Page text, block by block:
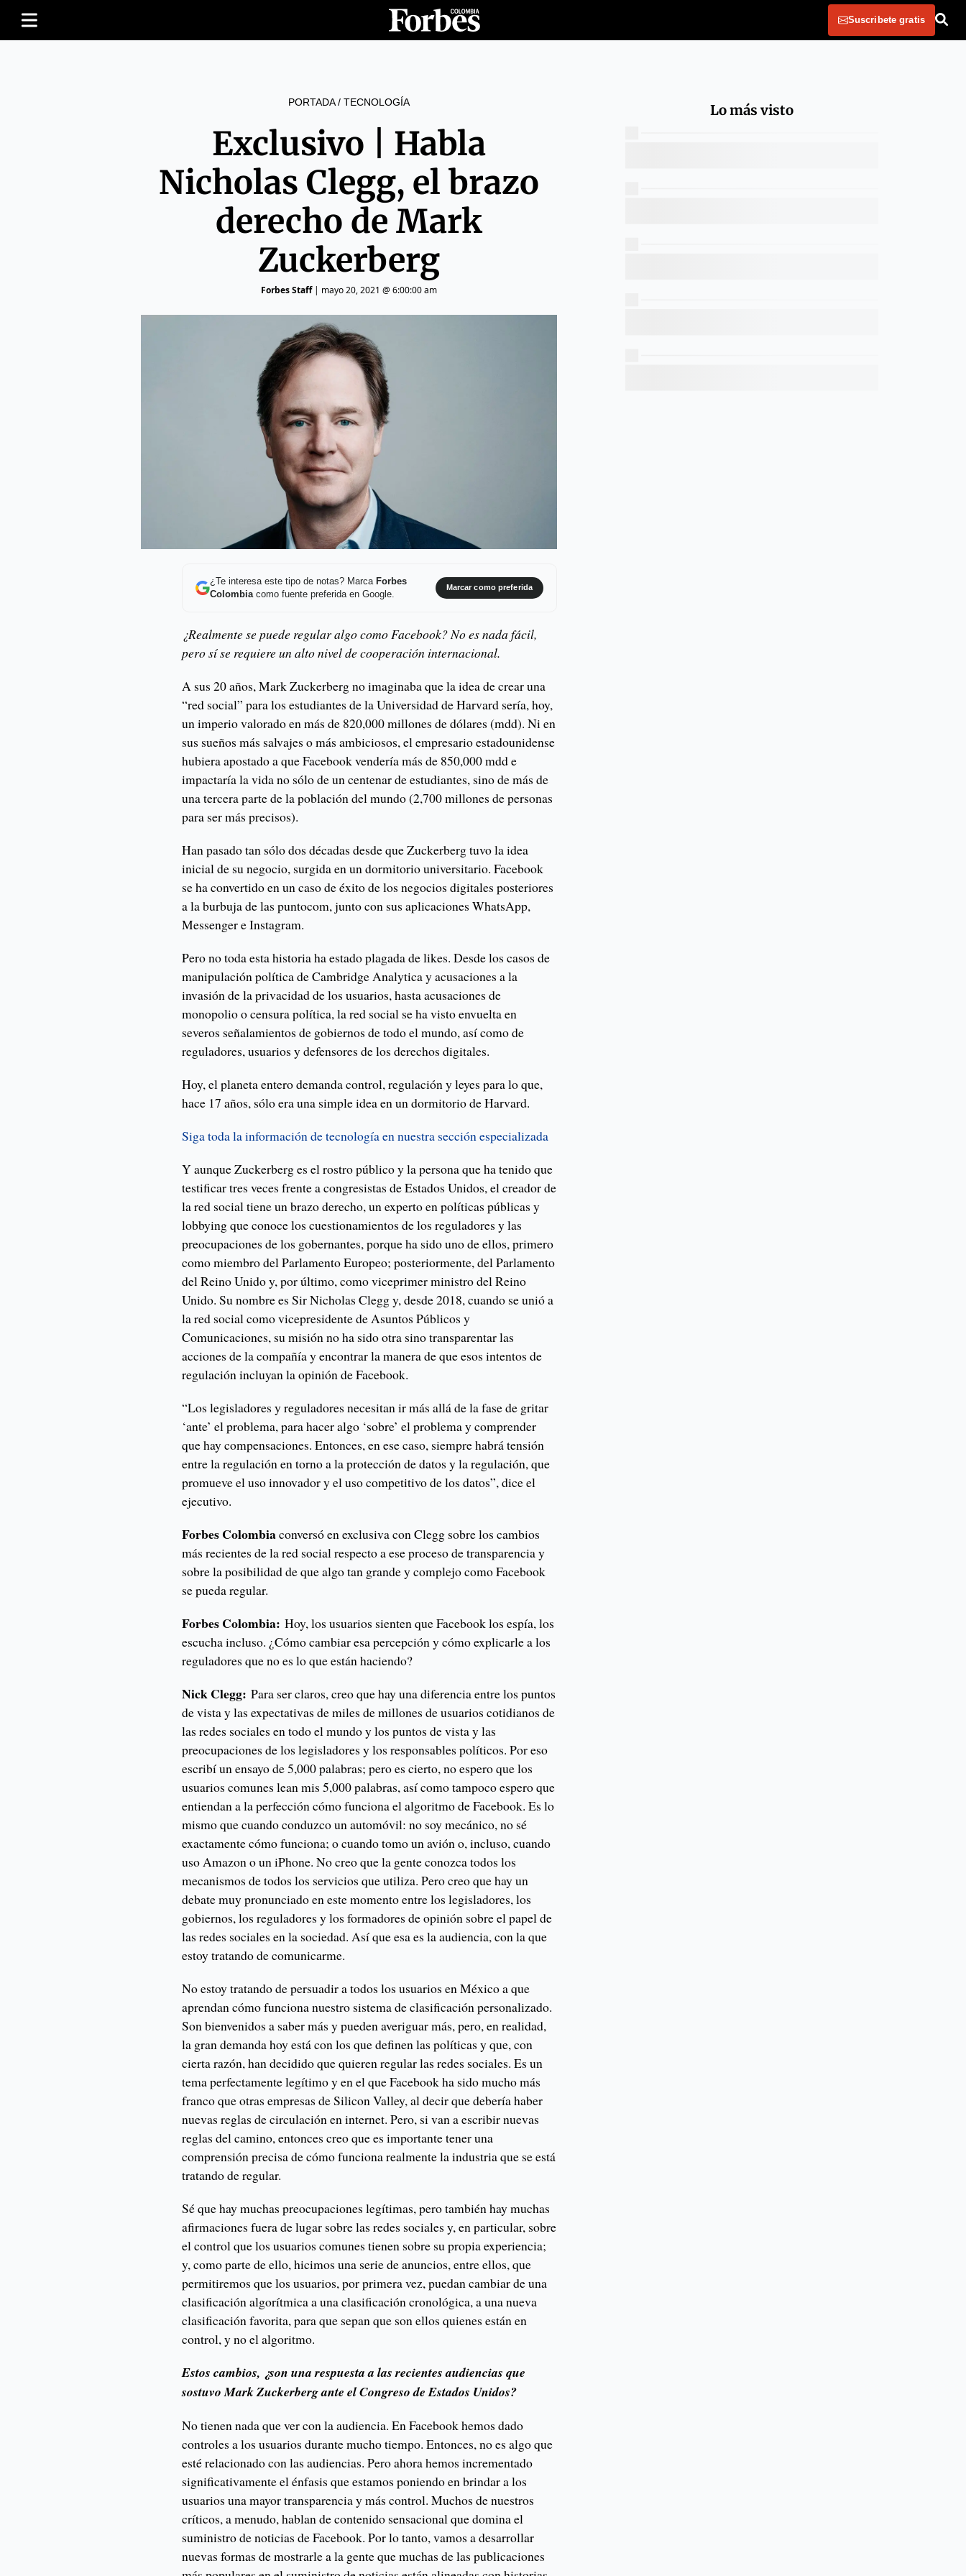
Suscribete gratis
PORTADA/ TECNOLOGÍA
Exclusivo | Habla
Nicholas Clegg, el brazo
derecho de Mark
Zuckerberg
Forbes Staff| mayo 20, 2021 @ 6:00:00 am
¿Te interesa este tipo de notas? Marca Forbes
Colombiacomo fuente preferida en Google.
Marcar como preferida
¿Realmente se puede regular algo como Facebook? No es nada fácil,
pero sí se requiere un alto nivel de cooperación internacional.
A sus 20 años, Mark Zuckerberg no imaginaba que la idea de crear una
“red social” para los estudiantes de la Universidad de Harvard sería, hoy,
un imperio valorado en más de 820,000 millones de dólares (mdd). Ni en
sus sueños más salvajes o más ambiciosos, el empresario estadounidense
hubiera apostado a que Facebook vendería más de 850,000 mdd e
impactaría la vida no sólo de un centenar de estudiantes, sino de más de
una tercera parte de la población del mundo (2,700 millones de personas
para ser más precisos).
Han pasado tan sólo dos décadas desde que Zuckerberg tuvo la idea
inicial de su negocio, surgida en un dormitorio universitario. Facebook
se ha convertido en un caso de éxito de los negocios digitales posteriores
a la burbuja de las puntocom, junto con sus aplicaciones WhatsApp,
Messenger e Instagram.
Pero no toda esta historia ha estado plagada de likes. Desde los casos de
manipulación política de Cambridge Analytica y acusaciones a la
invasión de la privacidad de los usuarios, hasta acusaciones de
monopolio o censura política, la red social se ha visto envuelta en
severos señalamientos de gobiernos de todo el mundo, así como de
reguladores, usuarios y defensores de los derechos digitales.
Hoy, el planeta entero demanda control, regulación y leyes para lo que,
hace 17 años, sólo era una simple idea en un dormitorio de Harvard.
Siga toda la información de tecnología en nuestra sección especializada
Y aunque Zuckerberg es el rostro público y la persona que ha tenido que
testificar tres veces frente a congresistas de Estados Unidos, el creador de
la red social tiene un brazo derecho, un experto en políticas públicas y
lobbying que conoce los cuestionamientos de los reguladores y las
preocupaciones de los gobernantes, porque ha sido uno de ellos, primero
como miembro del Parlamento Europeo; posteriormente, del Parlamento
del Reino Unido y, por último, como viceprimer ministro del Reino
Unido. Su nombre es Sir Nicholas Clegg y, desde 2018, cuando se unió a
la red social como vicepresidente de Asuntos Públicos y
Comunicaciones, su misión no ha sido otra sino transparentar las
acciones de la compañía y encontrar la manera de que esos intentos de
regulación incluyan la opinión de Facebook.
“Los legisladores y reguladores necesitan ir más allá de la fase de gritar
‘ante’ el problema, para hacer algo ‘sobre’ el problema y comprender
que hay compensaciones. Entonces, en ese caso, siempre habrá tensión
entre la regulación en torno a la protección de datos y la regulación, que
promueve el uso innovador y el uso competitivo de los datos”, dice el
ejecutivo.
Forbes Colombiaconversó en exclusiva con Clegg sobre los cambios
más recientes de la red social respecto a ese proceso de transparencia y
sobre la posibilidad de que algo tan grande y complejo como Facebook
se pueda regular.
Forbes Colombia: Hoy, los usuarios sienten que Facebook los espía, los
escucha incluso. ¿Cómo cambiar esa percepción y cómo explicarle a los
reguladores que no es lo que están haciendo?
Nick Clegg: Para ser claros, creo que hay una diferencia entre los puntos
de vista y las expectativas de miles de millones de usuarios cotidianos de
las redes sociales en todo el mundo y los puntos de vista y las
preocupaciones de los legisladores y los responsables políticos. Por eso
escribí un ensayo de 5,000 palabras; pero es cierto, no espero que los
usuarios comunes lean mis 5,000 palabras, así como tampoco espero que
entiendan a la perfección cómo funciona el algoritmo de Facebook. Es lo
mismo que cuando conduzco un automóvil: no soy mecánico, no sé
exactamente cómo funciona; o cuando tomo un avión o, incluso, cuando
uso Amazon o un iPhone. No creo que la gente conozca todos los
mecanismos de todos los servicios que utiliza. Pero creo que hay un
debate muy pronunciado en este momento entre los legisladores, los
gobiernos, los reguladores y los formadores de opinión sobre el papel de
las redes sociales en la sociedad. Así que esa es la audiencia, con la que
estoy tratando de comunicarme.
No estoy tratando de persuadir a todos los usuarios en México a que
aprendan cómo funciona nuestro sistema de clasificación personalizado.
Son bienvenidos a saber más y pueden averiguar más, pero, en realidad,
la gran demanda hoy está con los que definen las políticas y que, con
cierta razón, han decidido que quieren regular las redes sociales. Es un
tema perfectamente legítimo y en el que Facebook ha sido mucho más
franco que otras empresas de Silicon Valley, al decir que debería haber
nuevas reglas de circulación en internet. Pero, si van a escribir nuevas
reglas del camino, entonces creo que es importante tener una
comprensión precisa de cómo funciona realmente la industria que se está
tratando de regular.
Sé que hay muchas preocupaciones legítimas, pero también hay muchas
afirmaciones fuera de lugar sobre las redes sociales y, en particular, sobre
el control que los usuarios comunes tienen sobre su propia experiencia;
y, como parte de ello, hicimos una serie de anuncios, entre ellos, que
permitiremos que los usuarios, por primera vez, puedan cambiar de una
clasificación algorítmica a una clasificación cronológica, a una nueva
clasificación favorita, para que sepan que son ellos quienes están en
control, y no el algoritmo.
Estos cambios, ¿son una respuesta a las recientes audiencias que
sostuvo Mark Zuckerberg ante el Congreso de Estados Unidos?
No tienen nada que ver con la audiencia. En Facebook hemos dado
controles a los usuarios durante mucho tiempo. Entonces, no es algo que
esté relacionado con las audiencias. Pero ahora hemos incrementado
significativamente el énfasis que estamos poniendo en brindar a los
usuarios una mayor transparencia y más control. Muchos de nuestros
críticos, a menudo, hablan de contenido sensacional que domina el
suministro de noticias de Facebook. Por lo tanto, vamos a desarrollar
nuevas formas de mostrarle a la gente que muchas de las publicaciones
Lo más visto